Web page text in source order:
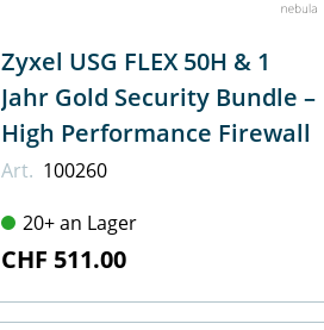
Zyxel USG FLEX 50H & 1
Jahr Gold Security Bundle –
High Performance Firewall
Art. 100260
20+ an Lager
CHF 511.00